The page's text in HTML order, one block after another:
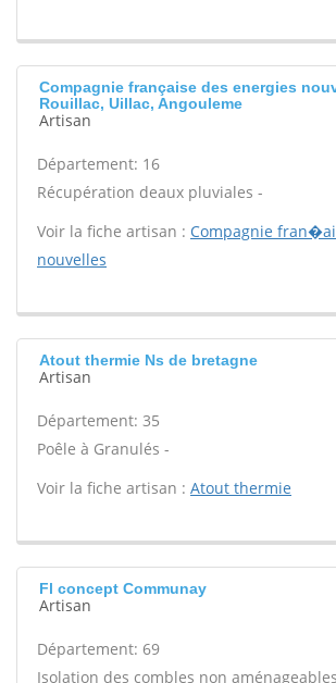
Compagnie française des energies
Rouillac, Uillac, Angouleme
Artisan
Département: 16
Récupération deaux pluviales -
Voir la fiche artisan : Compagnie
nouvelles
Atout thermie Ns de bretagne
Artisan
Département: 35
Poêle à Granulés -
Voir la fiche artisan : Atout thermie
Fl concept Communay
Artisan
Département: 69
Isolation des combles non